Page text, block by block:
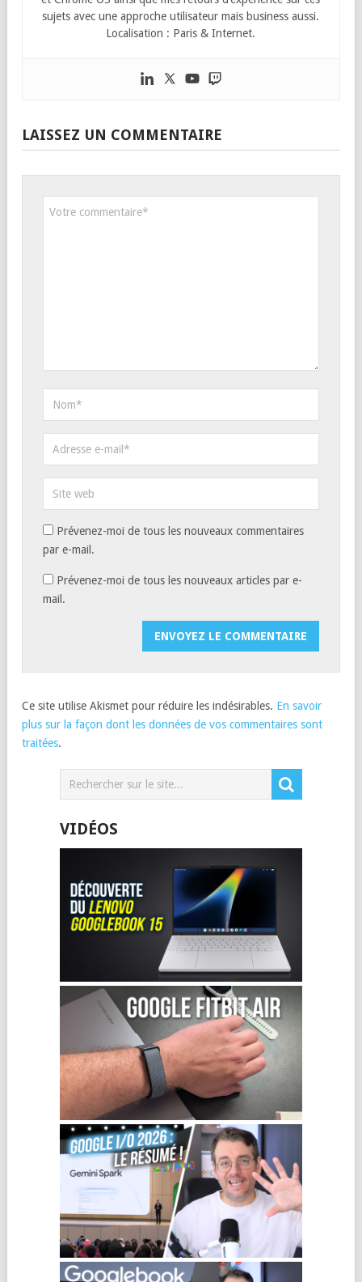
sujets avec une approche utilisateur mais business aussi.
Localisation : Paris & Internet.
LAISSEZ UN COMMENTAIRE
Prévenez-moi de tous les nouveaux commentaires
par e-mail.
Prévenez-moi de tous les nouveaux articles par e-
mail.
Ce site utilise Akismet pour réduire les indésirables. En savoir
plus sur la façon dont les données de vos commentaires sont
traitées.
VIDÉOS